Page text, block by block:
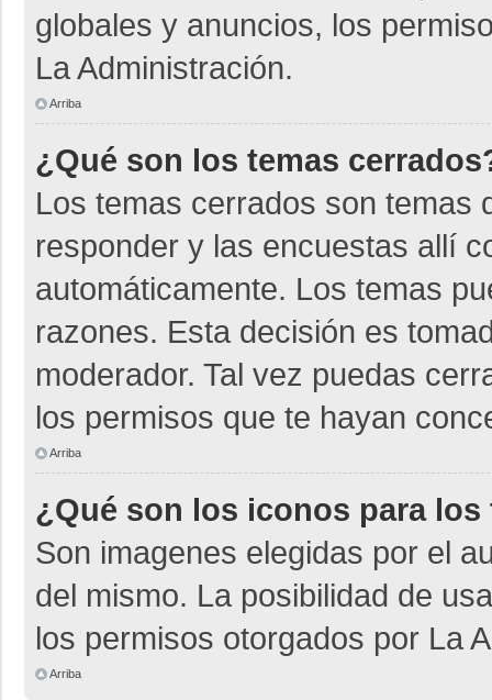
globales y anuncios, los
La Administración.
Arriba
¿Qué son los temas
Los temas cerrados son temas
responder y las encuestas allí
automáticamente. Los temas
razones. Esta decisión es
moderador. Tal vez puedas
los permisos que te hayan
Arriba
¿Qué son los iconos para los
Son imagenes elegidas por el
del mismo. La posibilidad de
los permisos otorgados por La
Arriba